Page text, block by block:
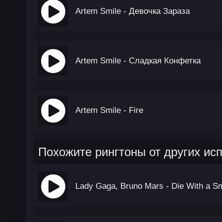
Artem Smile - Девочка Зараза
Artem Smile - Сладкая Конфетка
Artem Smile - Fire
Похожите рингтоны от других
Lady Gaga, Bruno Mars - Die With a